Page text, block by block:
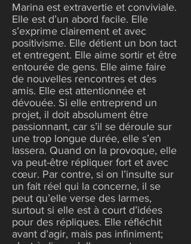
Marina est extravertie et conviviale.
Elle est d’un abord facile. Elle
s’exprime clairement et avec
positivisme. Elle détient un bon tact
et entregent. Elle aime sortir et être
entourée de gens. Elle aime faire
de nouvelles rencontres et des
amis. Elle est attentionnée et
dévouée. Si elle entreprend un
projet, il doit absolument être
passionnant, car s’il se déroule sur
une trop longue durée, elle s’en
lassera. Quand on la provoque, elle
va peut-être répliquer fort et avec
cœur. Par contre, si on l’insulte sur
un fait réel qui la concerne, il se
peut qu’elle verse des larmes,
surtout si elle est à court d’idées
pour des répliques. Elle réfléchit
avant d’agir, mais pas infiniment;